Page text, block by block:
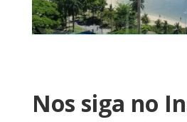
Nos siga no